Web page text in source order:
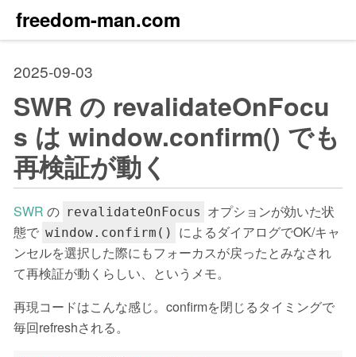
freedom-man.com
2025-09-03
SWR の revalidateOnFocu
s は window.confirm() でも
再検証が動く
SWR の revalidateOnFocus オプションが効いた状
態で window.confirm()
によるダイアログでOK/キャ
ンセルを選択した際にもフォーカスが戻ったとみなされ
て再検証が動くらしい、というメモ。
再現コードはこんな感じ。confirmを閉じるタイミングで
毎回refreshされる。